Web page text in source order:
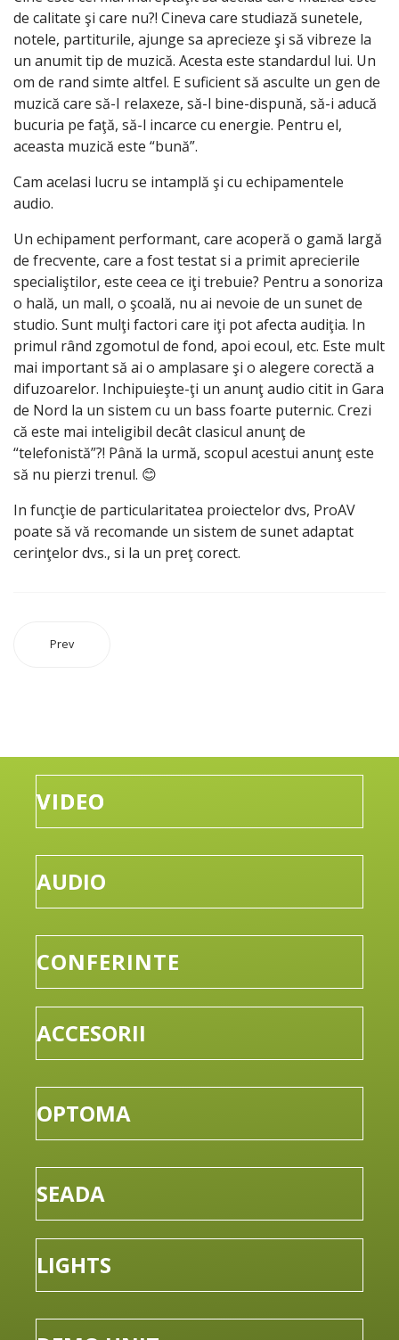
de calitate şi care nu?! Cineva care studiază sunetele,
notele, partiturile, ajunge sa aprecieze şi să vibreze la
un anumit tip de muzică. Acesta este standardul lui. Un
om de rand simte altfel. E suficient să asculte un gen de
muzică care să-I relaxeze, să-l bine-dispună, să-i aducă
bucuria pe faţă, să-l incarce cu energie. Pentru el,
aceasta muzică este “bună”.
Cam acelasi lucru se intamplă şi cu echipamentele
audio.
Un echipament performant, care acoperă o gamă largă
de frecvente, care a fost testat si a primit aprecierile
specialiştilor, este ceea ce iţi trebuie? Pentru a sonoriza
o hală, un mall, o şcoală, nu ai nevoie de un sunet de
studio. Sunt mulţi factori care iţi pot afecta audiţia. In
primul rând zgomotul de fond, apoi ecoul, etc. Este mult
mai important să ai o amplasare şi o alegere corectă a
difuzoarelor. Inchipuieşte-ţi un anunţ audio citit in Gara
de Nord la un sistem cu un bass foarte puternic. Crezi
că este mai inteligibil decât clasicul anunţ de
“telefonistă”?! Până la urmă, scopul acestui anunţ este
să nu pierzi trenul. 😊
In funcţie de particularitatea proiectelor dvs, ProAV
poate să vă recomande un sistem de sunet adaptat
cerinţelor dvs., si la un preţ corect.
Prev
VIDEO
AUDIO
CONFERINTE
ACCESORII
OPTOMA
SEADA
LIGHTS